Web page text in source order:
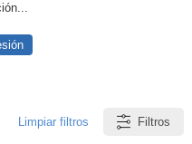
Limpiar filtros Filtros